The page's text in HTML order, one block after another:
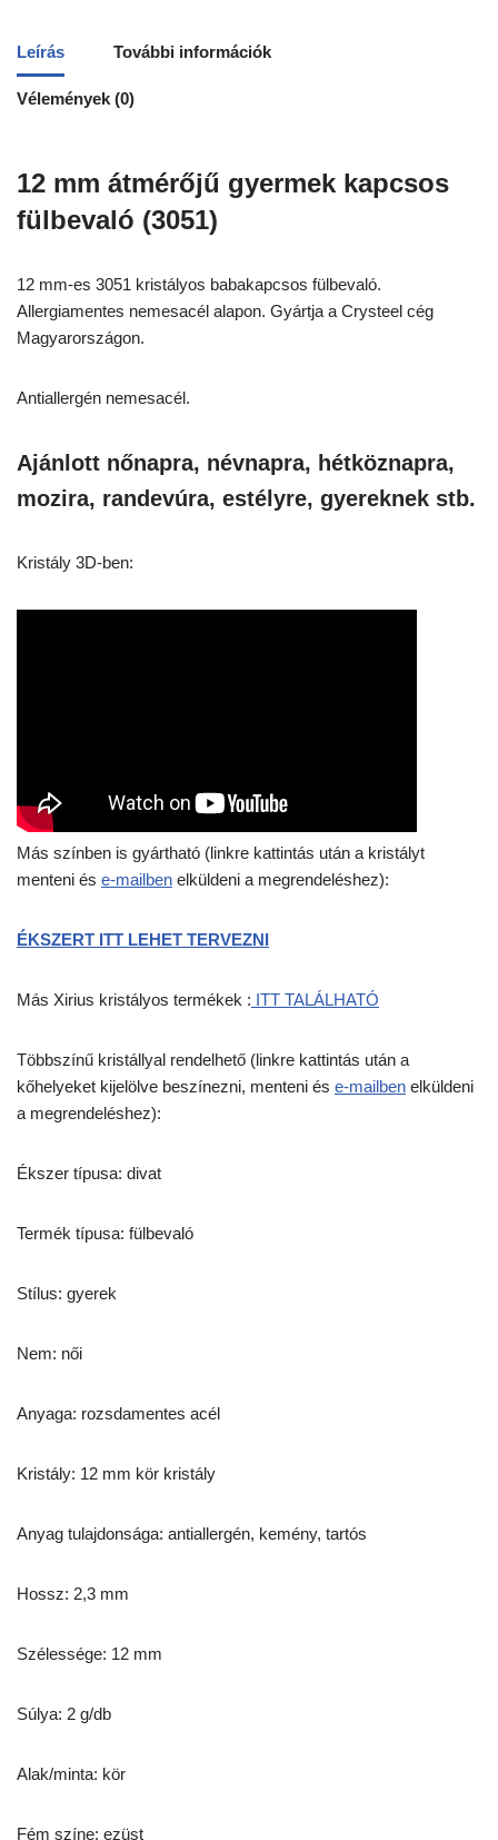
Leírás További információk
Vélemények (0)
12 mm átmérőjű gyermek kapcsos
fülbevaló (3051)
12 mm-es 3051 kristályos babakapcsos fülbevaló.
Allergiamentes nemesacél alapon. Gyártja a Crysteel cég
Magyarországon.
Antiallergén nemesacél.
Ajánlott nőnapra, névnapra, hétköznapra,
mozira, randevúra, estélyre, gyereknek stb.
Kristály 3D-ben:
Más színben is gyártható (linkre kattintás után a kristályt
menteni és e-mailben elküldeni a megrendeléshez):
ÉKSZERT ITT LEHET TERVEZNI
Más Xirius kristályos termékek : ITT TALÁLHATÓ
Többszínű kristállyal rendelhető (linkre kattintás után a
kőhelyeket kijelölve beszínezni, menteni és e-mailben elküldeni
a megrendeléshez):
Ékszer típusa: divat
Termék típusa: fülbevaló
Stílus: gyerek
Nem: női
Anyaga: rozsdamentes acél
Kristály: 12 mm kör kristály
Anyag tulajdonsága: antiallergén, kemény, tartós
Hossz: 2,3 mm
Szélessége: 12 mm
Súlya: 2 g/db
Alak/minta: kör
Fém színe: ezüst